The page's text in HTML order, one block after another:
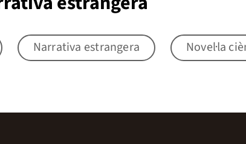
Narrativa estrangera Novel·la